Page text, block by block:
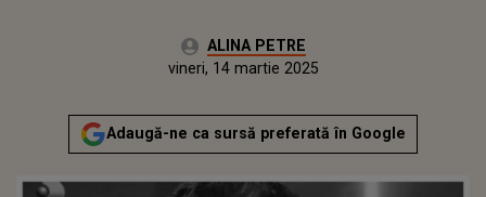
Autor:ALINA PETRE
Actualizat:
vineri, 14 martie 2025
Adaugă-ne ca sursă preferată în Google